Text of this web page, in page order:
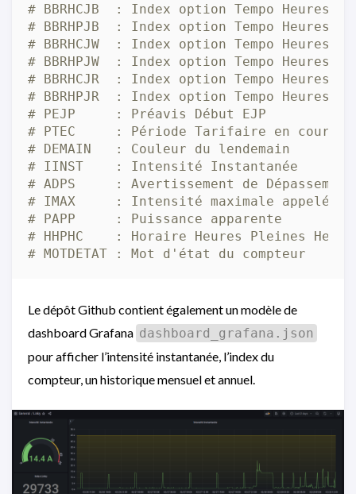
# BBRHCJB  : Index option Tempo Heures
# BBRHPJB  : Index option Tempo Heures
# BBRHCJW  : Index option Tempo Heures
# BBRHPJW  : Index option Tempo Heures
# BBRHCJR  : Index option Tempo Heures
# BBRHPJR  : Index option Tempo Heures
# PEJP     : Préavis Début EJP
# PTEC     : Période Tarifaire en cours
# DEMAIN   : Couleur du lendemain
# IINST    : Intensité Instantanée
# ADPS     : Avertissement de
# IMAX     : Intensité maximale appelée
# PAPP     : Puissance apparente
# HHPHC    : Horaire Heures Pleines
# MOTDETAT : Mot d'état du compteur
Le dépôt Github contient également un modèle de
dashboard Grafana dashboard_grafana.json
pour afficher l’intensité instantanée, l’index du
compteur, un historique mensuel et annuel.